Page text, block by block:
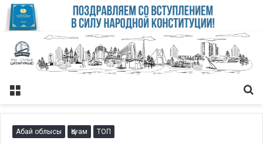
Меню
Абай облысы Қоғам ТОП